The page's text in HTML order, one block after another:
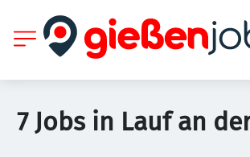
7 Jobs in Lauf an